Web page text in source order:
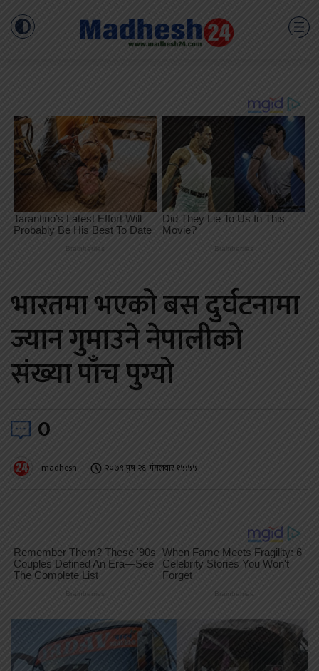
भारतमा भएको बस दुर्घटनामा
ज्यान गुमाउने नेपालीको
संख्या पाँच पुग्यो
0
madhesh २०७९ पुष २६, मंगलवार १५:५५